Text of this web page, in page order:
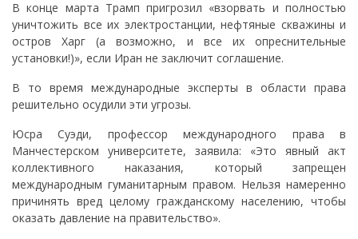
В конце марта Трамп пригрозил «взорвать и полностью
уничтожить все их электростанции, нефтяные скважины и
остров Харг (а возможно, и все их опреснительные
установки!)», если Иран не заключит соглашение.
В то время международные эксперты в области права
решительно осудили эти угрозы.
Юсра Суэди, профессор международного права в
Манчестерском университете, заявила: «Это явный акт
коллективного наказания, который запрещен
международным гуманитарным правом. Нельзя намеренно
причинять вред целому гражданскому населению, чтобы
оказать давление на правительство».